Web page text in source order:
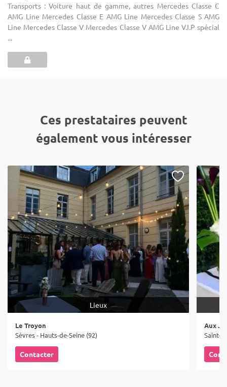
Transports : Voiture haut de gamme, autres Mercedes Classe C
AMG Line Mercedes Classe E AMG Line Mercedes Classe S AMG
Line Mercedes Classe V Mercedes Classe V AMG Line V.I.P spécial
...
Ces prestataires peuvent
également vous intéresser
Lieux
Le Troyon
Sèvres - Hauts-de-Seine (92)
Contacter
Aux
Saint-